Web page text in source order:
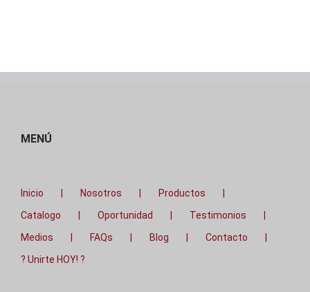
MENÚ
Inicio Nosotros
Productos
Catalogo
Oportunidad
Testimonios
Medios
FAQs Blog
Contacto
? Unirte HOY! ?